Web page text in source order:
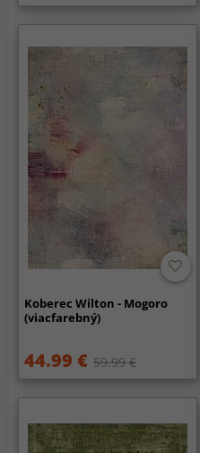
Koberec Wilton - Mogoro
(viacfarebný)
44.99 € 59.99 €